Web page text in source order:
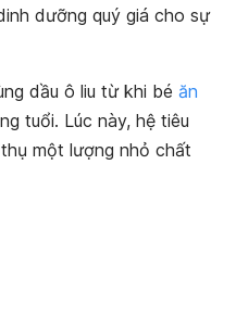
dưỡng quý giá cho sự
dầu ô liu từ khi bé ăn
tuổi. Lúc này, hệ tiêu
một lượng nhỏ chất